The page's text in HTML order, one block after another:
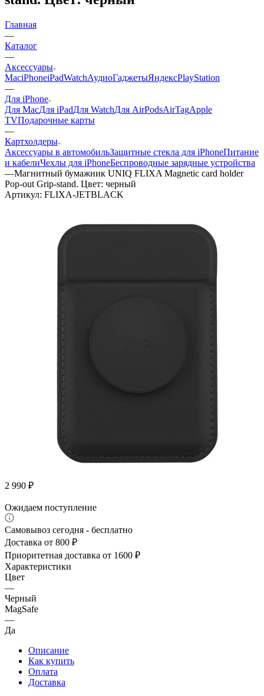
Главная
—
Каталог
—
Аксессуары
MaciPhoneiPadWatchАудиоГаджетыЯндексPlayStation
—
Для iPhone
Для MacДля iPadДля WatchДля AirPodsAirTagApple
TVПодарочные карты
—
Картхолдеры
Аксессуары в автомобильЗащитные стекла для iPhoneПитание
и кабелиЧехлы для iPhoneБеспроводные зарядные устройства
—Магнитный бумажник UNIQ FLIXA Magnetic card holder
Pop-out Grip-stand. Цвет: черный
Артикул: FLIXA-JETBLACK
2 990 ₽
Ожидаем поступление
Самовывоз сегодня - бесплатно
Доставка от 800 ₽
Приоритетная доставка от 1600 ₽
Характеристики
Цвет
—
Черный
MagSafe
—
Да
Описание
Как купить
Оплата
Доставка